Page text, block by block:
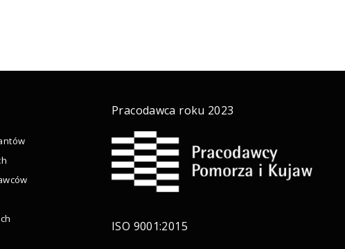
Pracodawca roku 2023
ISO 9001:2015